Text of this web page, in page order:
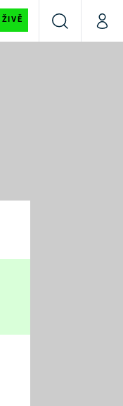
ŽIVĚ
VyhledáváníMůj